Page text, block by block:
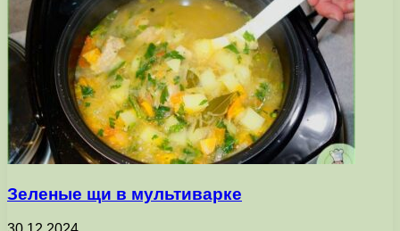
Зеленые щи в мультиварке